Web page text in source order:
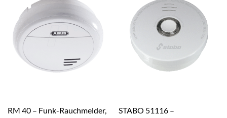
RM 40 – Funk-Rauchmelder,
STABO 51116 –